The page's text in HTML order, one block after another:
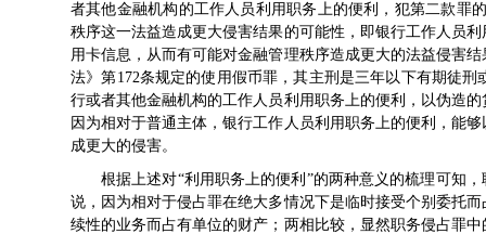
者其他金融机构的工作人员利用职务上的便利，犯第二款罪
秩序这一法益造成更大侵害结果的可能性，即银行工作人员
用卡信息，从而有可能对金融管理秩序造成更大的法益侵害
法》第172条规定的使用假币罪，其主刑是三年以下有期徒
行或者其他金融机构的工作人员利用职务上的便利，以伪造
因为相对于普通主体，银行工作人员利用职务上的便利，能
成更大的侵害。
根据上述对“利用职务上的便利”的两种意义的梳理可知
说，因为相对于侵占罪在绝大多情况下是临时接受个别委托
续性的业务而占有单位的财产；两相比较，显然职务侵占罪